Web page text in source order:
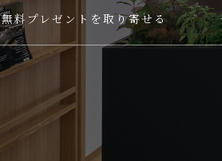
無料プレゼントを取り寄せる